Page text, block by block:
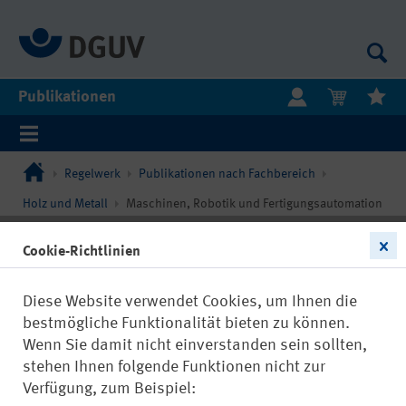
Publikationen
Regelwerk Publikationen nach Fachbereich
Holz und Metall Maschinen, Robotik und Fertigungsautomation
Cookie-Richtlinien
Diese Website verwendet Cookies, um Ihnen die
bestmögliche Funktionalität bieten zu können.
Wenn Sie damit nicht einverstanden sein sollten,
stehen Ihnen folgende Funktionen nicht zur
Verfügung, zum Beispiel: